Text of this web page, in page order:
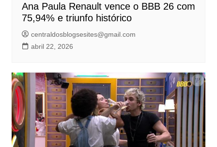
Ana Paula Renault vence o BBB 26 com
75,94% e triunfo histórico
centraldosblogsesites@gmail.com
abril 22, 2026